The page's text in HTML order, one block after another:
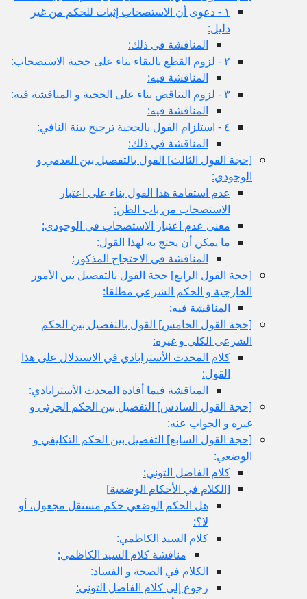
١ - دعوى أن الاستصحاب إثبات للحكم من غير
دليل:
المناقشة في ذلك:
٢ - لزوم القطع بالبقاء بناء على حجية الاستصحاب:
المناقشة فيه:
٣ - لزوم التناقض بناء على الحجية و المناقشة فيه:
المناقشة فيه:
٤ - استلزام القول بالحجية ترجيح بينة النافي:
المناقشة في ذلك:
[حجة القول الثالث‏] القول بالتفصيل بين العدمي و
الوجودي:
عدم استقامة هذا القول بناء على اعتبار
الاستصحاب من باب الظن:
معنى عدم اعتبار الاستصحاب في الوجودي:
ما يمكن أن يحتج به لهذا القول:
المناقشة في الاحتجاج المذكور:
[حجة القول الرابع‏] حجة القول بالتفصيل بين الأمور
الخارجية و الحكم الشرعي مطلقا:
المناقشة فيه:
[حجة القول الخامس‏] القول بالتفصيل بين الحكم
الشرعي الكلي و غيره:
كلام المحدث الأسترابادي في الاستدلال على هذا
القول:
المناقشة فيما أفاده المحدث الأسترابادي:
[حجة القول السادس‏] التفصيل بين الحكم الجزئي و
غيره و الجواب عنه:
[حجة القول السابع‏] التفصيل بين الحكم التكليفي و
الوضعي:
كلام الفاضل التوني:
[الكلام في الأحكام الوضعية]
هل الحكم الوضعي حكم مستقل مجعول، أو
لا؟:
كلام السيد الكاظمي:
مناقشة كلام السيد الكاظمي:
الكلام في الصحة و الفساد:
رجوع إلى كلام الفاضل التوني: